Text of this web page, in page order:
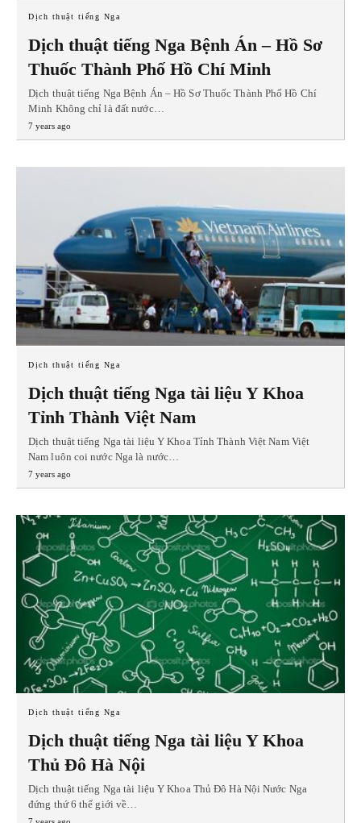
Dịch thuật tiếng Nga
Dịch thuật tiếng Nga Bệnh Án – Hồ Sơ
Thuốc Thành Phố Hồ Chí Minh
Dịch thuật tiếng Nga Bệnh Án – Hồ Sơ Thuốc Thành Phố Hồ Chí
Minh Không chỉ là đất nước…
7 years ago
Dịch thuật tiếng Nga
Dịch thuật tiếng Nga tài liệu Y Khoa
Tỉnh Thành Việt Nam
Dịch thuật tiếng Nga tài liệu Y Khoa Tỉnh Thành Việt Nam Việt
Nam luôn coi nước Nga là nước…
7 years ago
Dịch thuật tiếng Nga
Dịch thuật tiếng Nga tài liệu Y Khoa
Thủ Đô Hà Nội
Dịch thuật tiếng Nga tài liệu Y Khoa Thủ Đô Hà Nội Nước Nga
đứng thứ 6 thế giới về…